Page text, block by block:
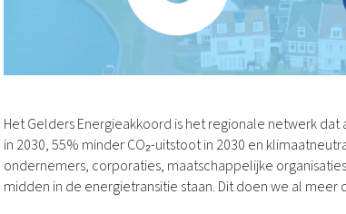
Het Gelders Energieakkoord is het regionale netwerk
in 2030, 55% minder CO₂-uitstoot in 2030 en
ondernemers, corporaties, maatschappelijke
midden in de energietransitie staan. Dit doen we al meer